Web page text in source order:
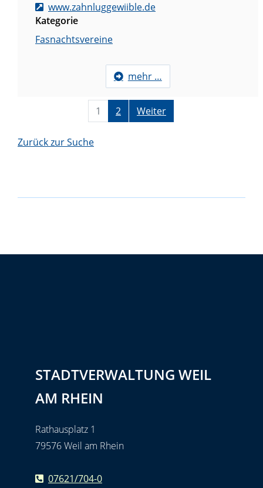
www.zahnluggewiible.de
Kategorie
Fasnachtsvereine
mehr …
1 2 Weiter
Zurück zur Suche
STADTVERWALTUNG WEIL
AM RHEIN
Rathausplatz 1
79576 Weil am Rhein
07621/704-0